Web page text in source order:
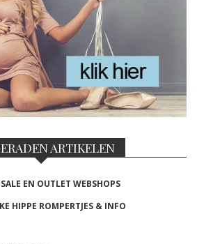
ARTIKELEN
EN OUTLET WEBSHOPS
HIPPE ROMPERTJES & INFO